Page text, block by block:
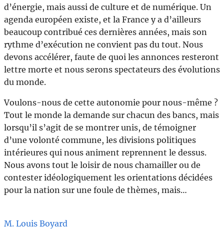
d’énergie, mais aussi de culture et de numérique. Un
agenda européen existe, et la France y a d’ailleurs
beaucoup contribué ces dernières années, mais son
rythme d’exécution ne convient pas du tout. Nous
devons accélérer, faute de quoi les annonces resteront
lettre morte et nous serons spectateurs des évolutions
du monde.
Voulons-nous de cette autonomie pour nous-même ?
Tout le monde la demande sur chacun des bancs, mais
lorsqu’il s’agit de se montrer unis, de témoigner
d’une volonté commune, les divisions politiques
intérieures qui nous animent reprennent le dessus.
Nous avons tout le loisir de nous chamailler ou de
contester idéologiquement les orientations décidées
pour la nation sur une foule de thèmes, mais…
M. Louis Boyard